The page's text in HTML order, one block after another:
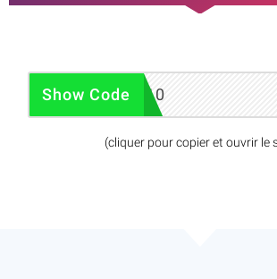
Show Code
WHICHADDON10
(cliquer pour copier et ouvrir le